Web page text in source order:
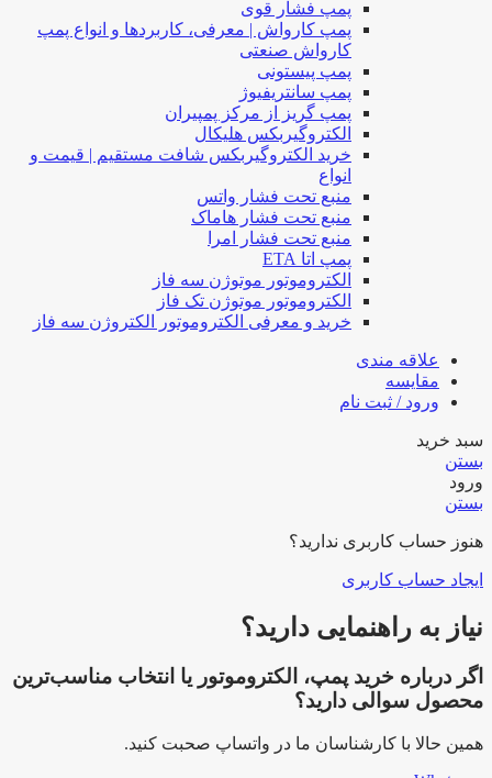
پمپ فشار قوی
پمپ کارواش | معرفی، کاربردها و انواع پمپ
کارواش صنعتی
پمپ پیستونی
پمپ سانتریفیوژ
پمپ گریز از مرکز پمپیران
الکتروگیربکس هلیکال
خرید الکتروگیربکس شافت مستقیم | قیمت و
انواع
منبع تحت فشار واتس
منبع تحت فشار هاماک
منبع تحت فشار امرا
پمپ اتا ETA
الکتروموتور موتوژن سه فاز
الکتروموتور موتوژن تک فاز
خرید و معرفی الکتروموتور الکتروژن سه فاز
علاقه مندی
مقایسه
ورود / ثبت نام
سبد خرید
بستن
ورود
بستن
هنوز حساب کاربری ندارید؟
ایجاد حساب کاربری
نیاز به راهنمایی دارید؟
اگر درباره خرید پمپ، الکتروموتور یا انتخاب مناسب‌ترین
محصول سوالی دارید؟
همین حالا با کارشناسان ما در واتساپ صحبت کنید.